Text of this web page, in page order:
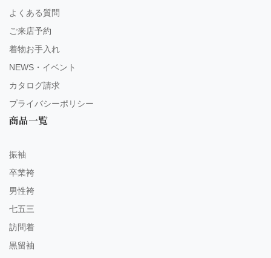
よくある質問
ご来店予約
着物お手入れ
NEWS・イベント
カタログ請求
プライバシーポリシー
商品一覧
振袖
卒業袴
男性袴
七五三
訪問着
黒留袖